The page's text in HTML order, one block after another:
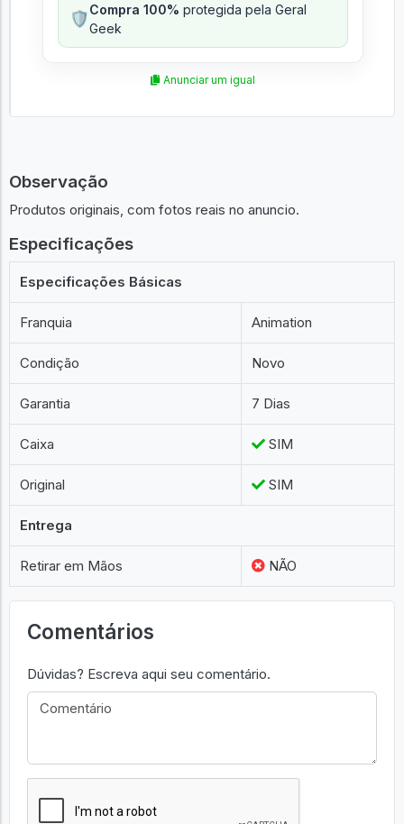
🛡️Compra 100% protegida pela Geral
Geek
Anunciar um igual
Observação
Produtos originais, com fotos reais no anuncio.
Especificações
Especificações Básicas
Franquia Animation
Condição Novo
Garantia 7 Dias
Caixa SIM
Original SIM
Entrega
Retirar em Mãos NÃO
Comentários
Dúvidas? Escreva aqui seu comentário.